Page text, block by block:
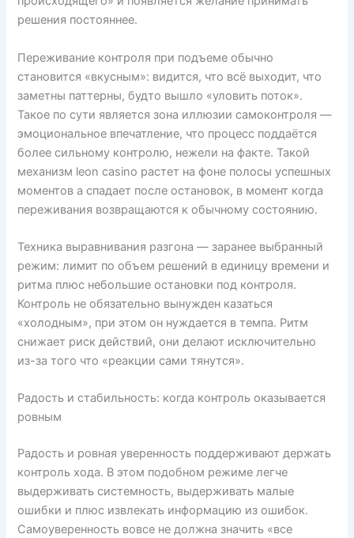
решения постояннее.
Переживание контроля при подъеме обычно
становится «вкусным»: видится, что всё выходит, что
заметны паттерны, будто вышло «уловить поток».
Такое по сути является зона иллюзии самоконтроля —
эмоциональное впечатление, что процесс поддаётся
более сильному контролю, нежели на факте. Такой
механизм leon casino растет на фоне полосы успешных
моментов а спадает после остановок, в момент когда
переживания возвращаются к обычному состоянию.
Техника выравнивания разгона — заранее выбранный
режим: лимит по объем решений в единицу времени и
ритма плюс небольшие остановки под контроля.
Контроль не обязательно вынужден казаться
«холодным», при этом он нуждается в темпа. Ритм
снижает риск действий, они делают исключительно
из-за того что «реакции сами тянутся».
Радость и стабильность: когда контроль оказывается
ровным
Радость и ровная уверенность поддерживают держать
контроль хода. В этом подобном режиме легче
выдерживать системность, выдерживать малые
ошибки и плюс извлекать информацию из ошибок.
Самоуверенность вовсе не должна значить «все